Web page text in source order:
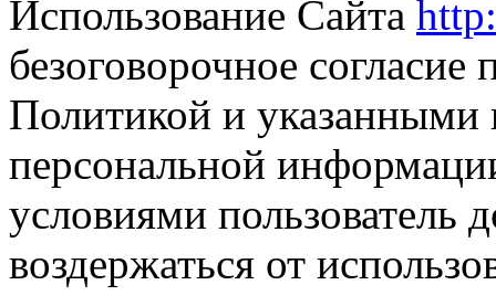
Использование Сайта
безоговорочное согласие
Политикой и указанными
персональной
условиями пользователь
воздержаться от